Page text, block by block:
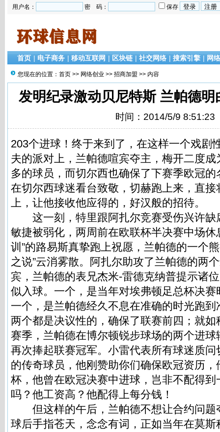
用户名： 密 码： 保存
首页 | 电子商务 | 移动互联网 | 区块链 | 社交网络 | 搜索引擎 | 网
您现在的位置： 首页 >> 网络创业 >> 招商加盟 >> 内容
发明纪录激动贝尼特斯 兰帕德
时间：2014/5/9 8:51:23
203个进球！终于来到了，在这样一个戏剧
夫的派对上，兰帕德喧宾夺主，梅开二度
多的球员，而切尔西也确保了下赛季欧冠
在切尔西球迷看台致敬，切赫跑上来，直接
上，让他接收他应得的，好汉般的招待。
这一刻，特里跟阿扎尔竞赛受伤兴许缺
敏捷被弱化，两周前在欧联杯半决赛中场休
训”的路易斯真挚跑上祝愿，兰帕德的一个
之说”云消雾散。阿扎尔助攻了兰帕德的两
宾，兰帕德的表兄杰米-雷德克纳普提示诸
似入球。一个，是当年对埃弗顿足总杯决
一个，是兰帕德经久不息在准确的时光跑
两个都是决议性的，确保了联赛前四；就
赛季，兰帕德在博尔顿锐步球场的两个进
再次捧起联赛冠军。小雷代表所有球迷质
的传奇球员，他刚赞助你们确保欧冠资历
杯，他曾在欧冠决赛中进球，岂非不配得
吗？他工资高？他配得上每分钱！
但这样的午后，兰帕德不想让合约问题
球后手指苍天，念念有词，正如当年在莫